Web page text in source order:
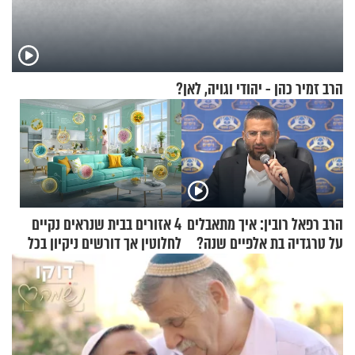
הרב זמיר כהן - יהודי וגויה, לאן?
הרב רפאל רובין: איך מתאבלים
על טרגדיה בת אלפיים שנה?
4 אזורים בבית שנראים נקיים
לחלוטין אך דורשים ניקיון בכל
סוף שבוע